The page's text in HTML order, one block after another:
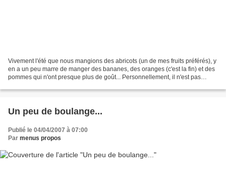
Vivement l'été que nous mangions des abricots (un de mes fruits préférés), y
en a un peu marre de manger des bananes, des oranges (c'est la fin) et des
pommes qui n'ont presque plus de goût... Personnellement, il n'est pas
Un peu de boulange...
Publié le 04/04/2007 à 07:00
Par menus propos